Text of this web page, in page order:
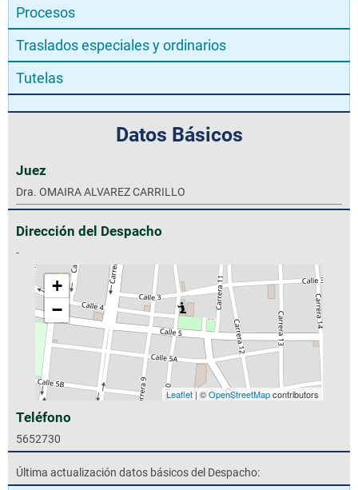
Procesos
Traslados especiales y ordinarios
Tutelas
Datos Básicos
Juez
Dra. OMAIRA ALVAREZ CARRILLO
Dirección del Despacho
-
+
−
Leaflet| ©OpenStreetMapcontributors
Teléfono
5652730
Última actualización datos básicos del Despacho: